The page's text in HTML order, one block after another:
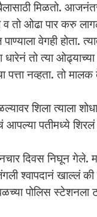
मिळतो. आजनंतर
तो ओढा पार करु
वेगही होता.
तो त्या ओढ्याच्या
नव्हता. तो मालक
शिला त्याला
आपल्या पतीमध्ये
दिवस निघून गेले.
श्वापदानं खाल्लं
पोलिस